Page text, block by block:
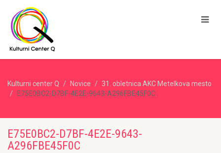
Kulturni center Q Novice
31. obletnica AKC Metelkova mesto
E75E0BC2-D7BF-4E2E-9643-A296FBE45F0C
E75E0BC2-D7BF-4E2E-9643-
A296FBE45F0C